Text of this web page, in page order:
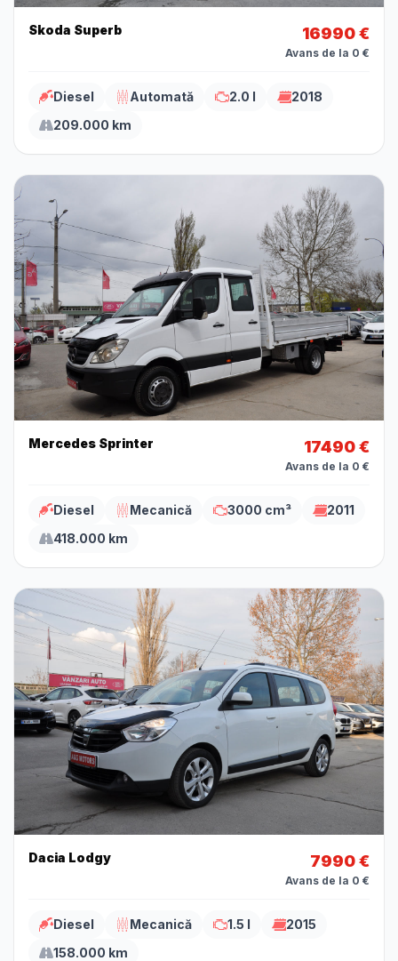
Skoda Superb 16990 €
Avans de la 0 €
Diesel Automată 2.0 l
2018
209.000 km
Mercedes Sprinter 17490 €
Avans de la 0 €
Diesel Mecanică 3000 cm³
2011
418.000 km
Dacia Lodgy 7990 €
Avans de la 0 €
Diesel Mecanică 1.5 l
2015
158.000 km